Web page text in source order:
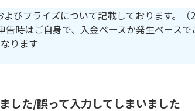
びプライズについて記載しております。（
時はご自身で、入金ベースか発生ベースで
ります
した/誤って入力してしまいました